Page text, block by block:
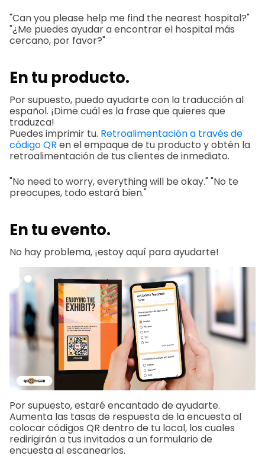
"Can you please help me find the nearest hospital?"
"¿Me puedes ayudar a encontrar el hospital más
cercano, por favor?"
En tu producto.
Por supuesto, puedo ayudarte con la traducción al
español. ¡Dime cuál es la frase que quieres que
traduzca!
Puedes imprimir tu. Retroalimentación a través de
código QR en el empaque de tu producto y obtén la
retroalimentación de tus clientes de inmediato.
"No need to worry, everything will be okay." "No te
preocupes, todo estará bien."
En tu evento.
No hay problema, ¡estoy aquí para ayudarte!
Por supuesto, estaré encantado de ayudarte.
Aumenta las tasas de respuesta de la encuesta al
colocar códigos QR dentro de tu local, los cuales
redirigirán a tus invitados a un formulario de
encuesta al escanearlos.